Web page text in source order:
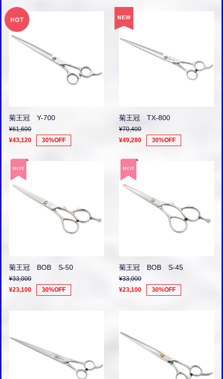
菊王冠 Y-700
¥61,600
¥43,120
30%OFF
菊王冠 TX-800
¥70,400
¥49,280
30%OFF
菊王冠 BOB S-50
¥33,000
¥23,100
30%OFF
菊王冠 BOB S-45
¥33,000
¥23,100
30%OFF